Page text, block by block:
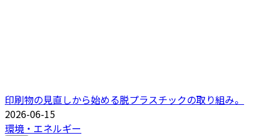
印刷物の見直しから始める脱プラスチックの取り組み。
2026-06-15
環境・エネルギー